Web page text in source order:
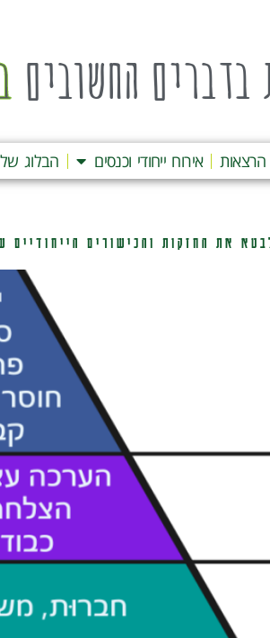
בדברים החשובים
הרצאות אירוח ייחודי וכנסים הבלוג
את החזקות והכישורים הייחודיים